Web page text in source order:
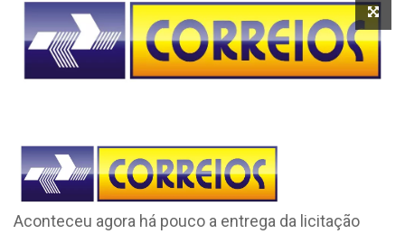
Aconteceu agora há pouco a entrega da licitação